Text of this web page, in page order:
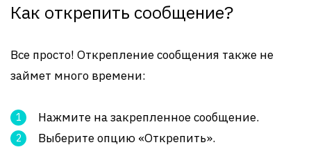
Как открепить сообщение?
Все просто! Открепление сообщения также не
займет много времени:
Нажмите на закрепленное сообщение.
Выберите опцию «Открепить».